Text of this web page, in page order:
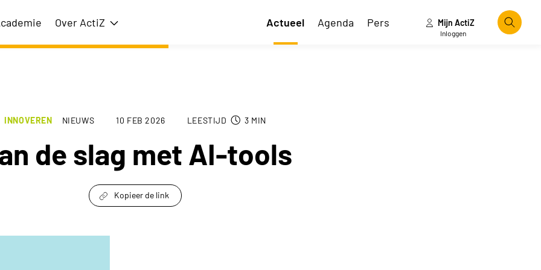
Over ActiZ Toon submenu voor Over ActiZ Actueel Agenda Pers Mijn ActiZ
Inloggen
INNOVEREN NIEUWS 10 FEB 2026 LEESTIJD 3 MIN
de slag met AI-tools
Kopieer de link